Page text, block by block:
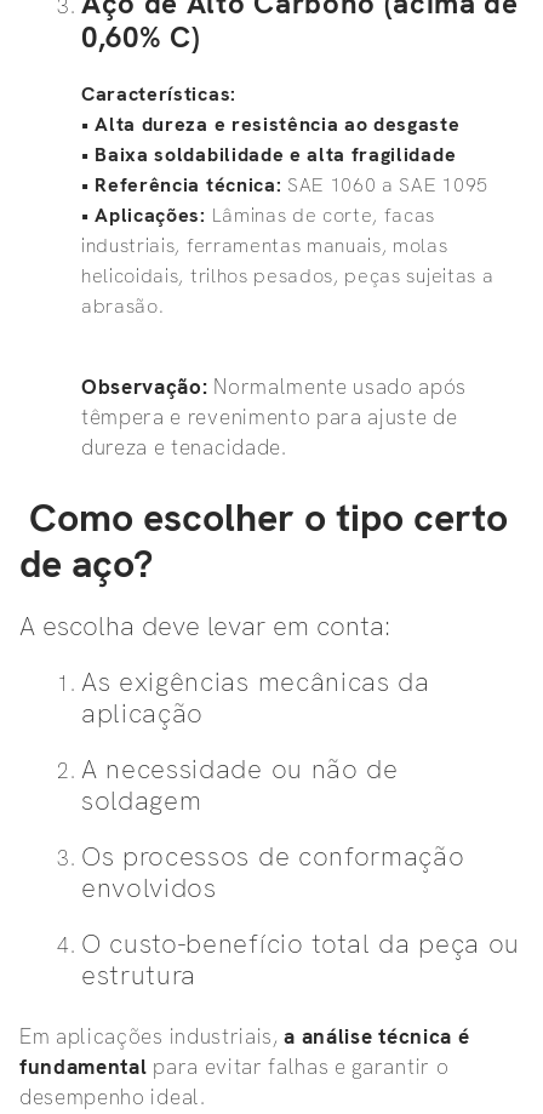
0,60% C)
Características:
• Alta dureza e resistência ao desgaste
• Baixa soldabilidade e alta fragilidade
• Referência técnica: SAE 1060 a SAE 1095
•Aplicações: Lâminas de corte, facas
industriais, ferramentas manuais, molas
helicoidais, trilhos pesados, peças sujeitas a
abrasão.
Observação: Normalmente usado após
têmpera e revenimento para ajuste de
dureza e tenacidade.
Como escolher o tipo certo
de aço?
A escolha deve levar em conta:
As exigências mecânicas da
aplicação
A necessidade ou não de
soldagem
Os processos de conformação
envolvidos
O custo-benefício total da peça ou
estrutura
Em aplicações industriais,a análise técnica é
fundamental para evitar falhas e garantir o
desempenho ideal.